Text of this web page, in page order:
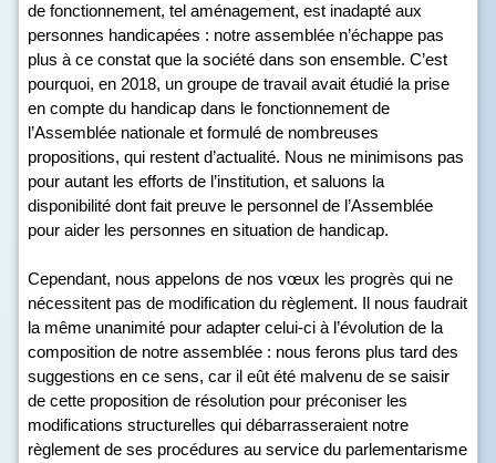
de fonctionnement, tel aménagement, est inadapté aux
personnes handicapées : notre assemblée n’échappe pas
plus à ce constat que la société dans son ensemble. C’est
pourquoi, en 2018, un groupe de travail avait étudié la prise
en compte du handicap dans le fonctionnement de
l’Assemblée nationale et formulé de nombreuses
propositions, qui restent d’actualité. Nous ne minimisons pas
pour autant les efforts de l’institution, et saluons la
disponibilité dont fait preuve le personnel de l’Assemblée
pour aider les personnes en situation de handicap.
Cependant, nous appelons de nos vœux les progrès qui ne
nécessitent pas de modification du règlement. Il nous faudrait
la même unanimité pour adapter celui-ci à l’évolution de la
composition de notre assemblée : nous ferons plus tard des
suggestions en ce sens, car il eût été malvenu de se saisir
de cette proposition de résolution pour préconiser les
modifications structurelles qui débarrasseraient notre
règlement de ses procédures au service du parlementarisme